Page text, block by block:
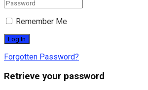
Remember Me
Forgotten Password?
Retrieve your password